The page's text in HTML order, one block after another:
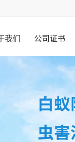
我们 公司证书